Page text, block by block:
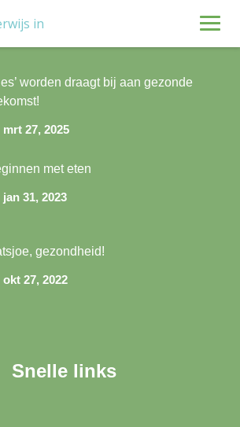
blogposts
worden draagt bij aan gezonde
mrt 27, 2025
met eten
jan 31, 2023
gezondheid!
okt 27, 2022
Snelle links